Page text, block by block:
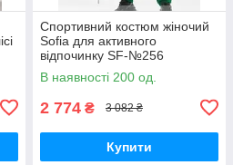
Спортивний костюм жіночий
Sofia для активного
відпочинку SF-№256
В наявності 200 од.
2 774 ₴ 3 082 ₴
Купити